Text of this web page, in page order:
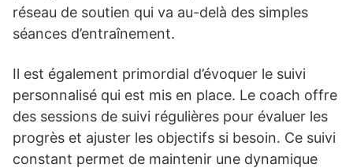
réseau de soutien qui va au-delà des simples
séances d’entraînement.
Il est également primordial d’évoquer le suivi
personnalisé qui est mis en place. Le coach offre
des sessions de suivi régulières pour évaluer les
progrès et ajuster les objectifs si besoin. Ce suivi
constant permet de maintenir une dynamique